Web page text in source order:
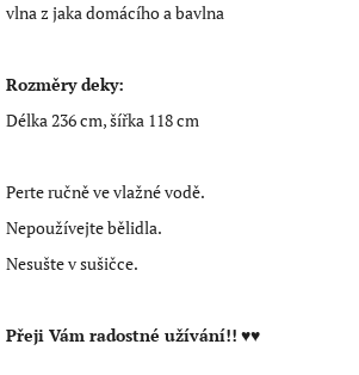
vlna z jaka domácího a bavlna
Rozměry deky:
Délka 236 cm, šířka 118 cm
Perte ručně ve vlažné vodě.
Nepoužívejte bělidla.
Nesušte v sušičce.
Přeji Vám radostné užívání!! ♥♥